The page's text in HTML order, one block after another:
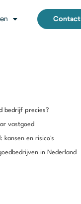
Contact
bedrijf precies?
vastgoed
kansen en risico's
in Nederland